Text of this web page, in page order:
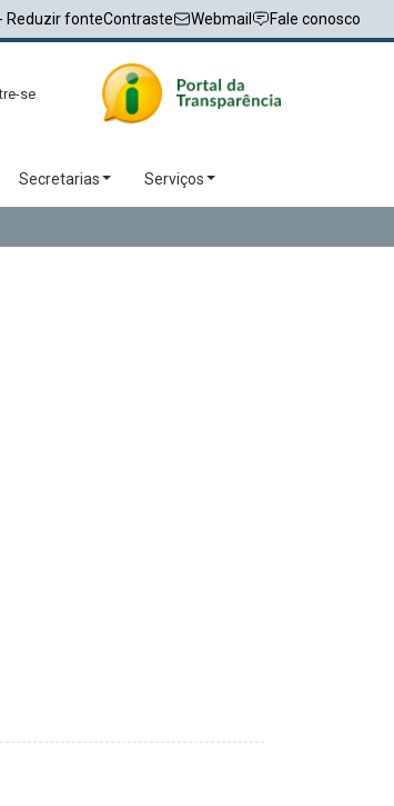
- Reduzir fonteContraste Webmail Fale conosco
se
Secretarias Serviços